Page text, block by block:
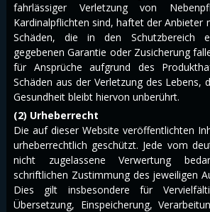
fahrlässiger Verletzung von
Kardinalpflichten sind, haftet der Anbieter
Schäden, die in den Schutzbereich
gegebenen Garantie oder Zusicherung
für Ansprüche aufgrund des
Schäden aus der Verletzung des Lebens,
Gesundheit bleibt hiervon unberührt.
(2) Urheberrecht
Die auf dieser Website veröffentlichten
urheberrechtlich geschützt. Jede vom
nicht zugelassene Verwertung
schriftlichen Zustimmung des jeweiligen
Dies gilt insbesondere für
Übersetzung, Einspeicherung,